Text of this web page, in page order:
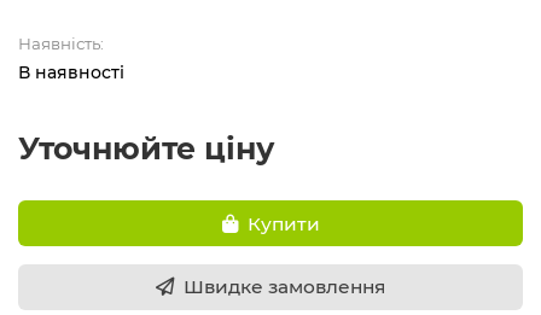
Наявність:
В наявності
Уточнюйте ціну
Купити
Швидке замовлення